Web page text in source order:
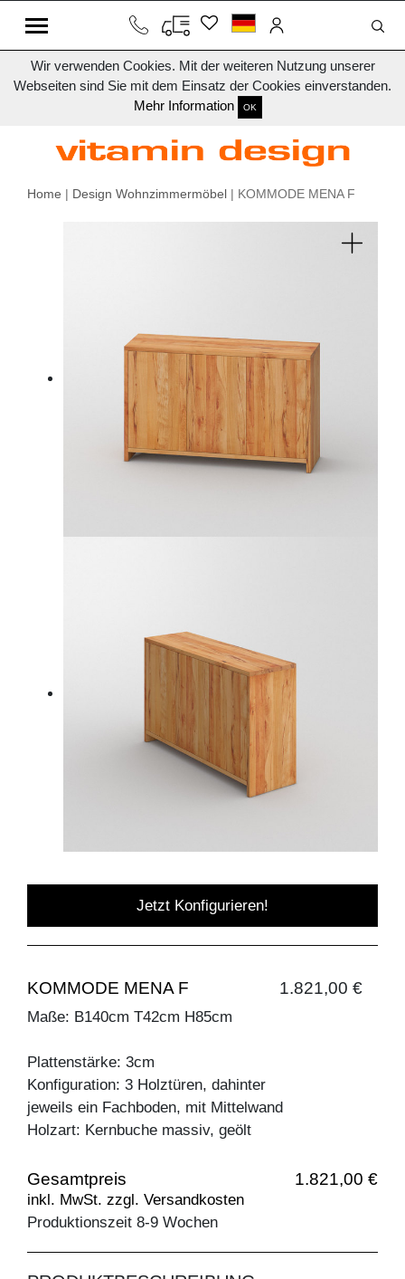
Wir verwenden Cookies. Mit der weiteren Nutzung unserer
Webseiten sind Sie mit dem Einsatz der Cookies einverstanden.
Mehr Information
OK
Home | Design Wohnzimmermöbel | KOMMODE MENA F
Jetzt Konfigurieren!
KOMMODE MENA F 1.821,00 €
Maße: B140cm T42cm H85cm
Plattenstärke: 3cm
Konfiguration: 3 Holztüren, dahinter
jeweils ein Fachboden, mit Mittelwand
Holzart: Kernbuche massiv, geölt
Gesamtpreis 1.821,00 €
inkl. MwSt. zzgl. Versandkosten
Produktionszeit 8-9 Wochen